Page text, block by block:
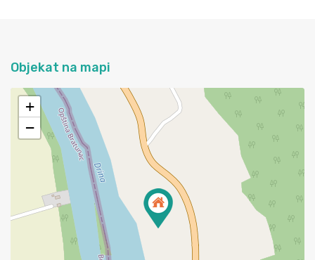
Objekat na mapi
+
−